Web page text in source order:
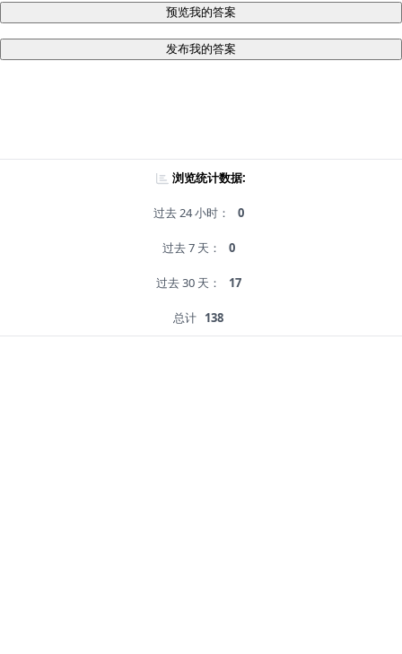
预览我的答案
发布我的答案
浏览统计数据:
过去 24 小时： 0
过去 7 天： 0
过去 30 天： 17
总计 138